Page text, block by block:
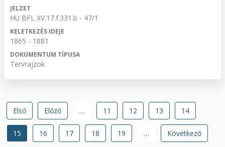
JELZET
HU BFL XV.17.f.331.b - 47/1
KELETKEZÉS IDEJE
1865 - 1881
DOKUMENTUM TÍPUSA
Tervrajzok
Oldalszámozás
Első
oldal
Első
Előző
oldal
Előző … Oldal
11 Oldal
12 Oldal
13 Oldal
14
Jelenlegi
oldal
15 Oldal
16 Oldal
17 Oldal
18 Oldal
19 …
Következő
oldal
Következő